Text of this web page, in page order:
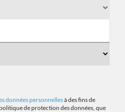
données personnellesà des fins de
de protection des données, que